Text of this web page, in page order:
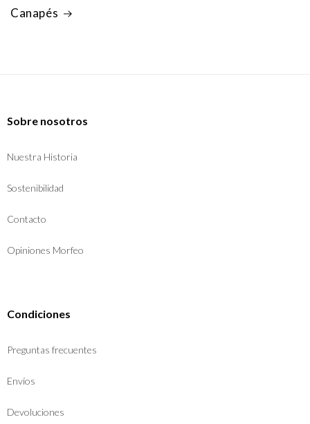
Canapés
Sobre nosotros
Nuestra Historia
Sostenibilidad
Contacto
Opiniones Morfeo
Condiciones
Preguntas frecuentes
Envíos
Devoluciones